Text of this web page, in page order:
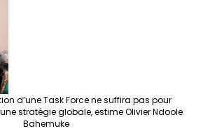
d’une Task Force ne suffira pas pour
stratégie globale, estime Olivier Ndoole
Bahemuke